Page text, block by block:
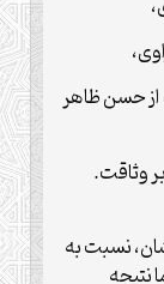
از حسن ظاهر
وثاقت.
نسبت به